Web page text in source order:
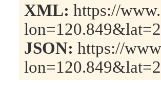
XML: https://
JSON: https://